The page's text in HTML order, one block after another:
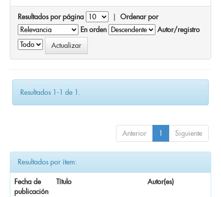
Resultados por página | Ordenar por
En orden
Autor/registro
Resultados 1-1 de 1.
Anterior 1 Siguiente
Resultados por ítem:
Fecha de
publicación
Título Autor(es)